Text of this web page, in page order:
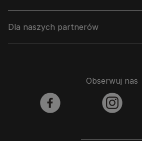
Dla naszych partnerów
Obserwuj nas
facebook instagram